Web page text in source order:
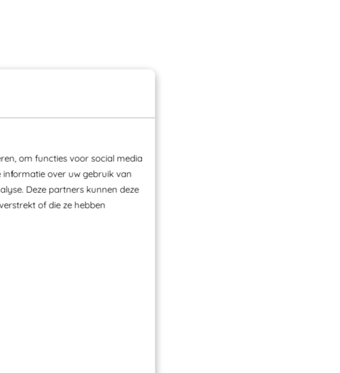
om functies voor social media
informatie over uw gebruik van
Deze partners kunnen deze
of die ze hebben